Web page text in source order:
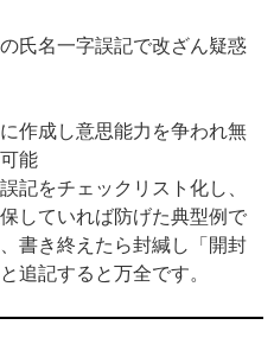
氏名一字誤記で改ざん疑惑
作成し意思能力を争われ無
能
記をチェックリスト化し、
していれば防げた典型例で
書き終えたら封緘し「開封
追記すると万全です。